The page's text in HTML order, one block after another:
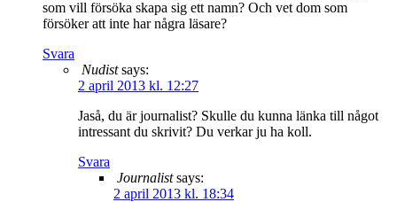
som vill försöka skapa sig ett namn? Och vet dom som
försöker att inte har några läsare?
Svara
Nudist says:
2 april 2013 kl. 12:27
Jaså, du är journalist? Skulle du kunna länka till något
intressant du skrivit? Du verkar ju ha koll.
Svara
Journalist says:
2 april 2013 kl. 18:34